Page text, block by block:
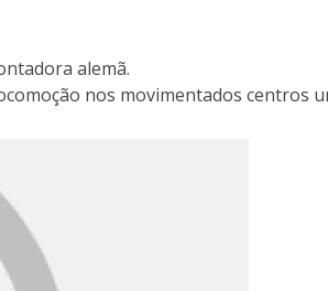
alemã.
nos movimentados centros